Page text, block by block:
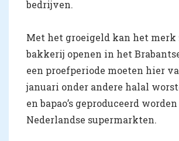
bedrijven.
Met het groeigeld kan het merk
bakkerij openen in het
een proefperiode moeten hier
januari onder andere halal
en bapao’s geproduceerd
Nederlandse supermarkten.